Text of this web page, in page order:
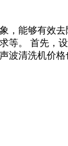
，能够有效
等。 首先，
波清洗机价